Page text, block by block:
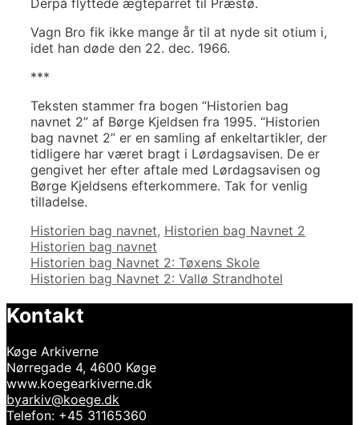
Vagn Bro fik ikke mange år til at nyde sit otium i,
idet han døde den 22. dec. 1966.
***
Teksten stammer fra bogen “Historien bag
navnet 2” af Børge Kjeldsen fra 1995. “Historien
bag navnet 2” er en samling af enkeltartikler, der
tidligere har været bragt i Lørdagsavisen. De er
gengivet her efter aftale med Lørdagsavisen og
Børge Kjeldsens efterkommere. Tak for venlig
tilladelse.
Kategorier
Historien bag navnet, Historien bag Navnet 2
Historien bag navnet
Indlægsnavigation
Historien bag Navnet 2: Tøxens Skole
Historien bag Navnet 2: Vallø Strandhotel
Kontakt
Køge Arkiverne
Nørregade 4, 4600 Køge
www.koegearkiverne.dk
byarkiv@koege.dk
Telefon: +45 31165360